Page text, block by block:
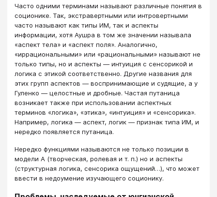
Часто одними терминами называют различные понятия в
соционике. Так, экстравертными или интровертными
часто называют как типы ИМ, так и аспекты
информации, хотя Аушра в том же значении называла
«аспект тела» и «аспект поля». Аналогично,
«иррациональными» или «рациональными» называют не
только типы, но и аспекты — интуиция с сенсорикой и
логика с этикой соответственно. Другие названия для
этих групп аспектов — воспринимающие и судящие, а у
Гуленко — целостные и дробные. Частая путаница
возникает также при использовании аспектных
терминов «логика», «этика», «интуиция» и «сенсорика».
Например, логика — аспект, логик — признак типа ИМ, и
нередко появляется путаница.
Нередко функциями называются не только позиции в
модели А (творческая, ролевая и т. п.) но и аспекты
(структурная логика, сенсорика ощущений…), что может
ввести в недоумение изучающего соционику.